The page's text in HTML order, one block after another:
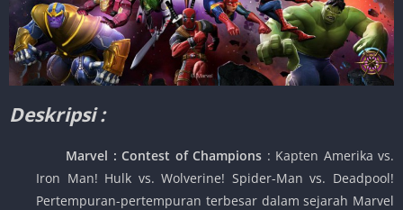
Deskripsi :
Marvel : Contest of Champions : Kapten Amerika vs.
Iron Man! Hulk vs. Wolverine! Spider-Man vs. Deadpool!
Pertempuran-pertempuran terbesar dalam sejarah Marvel